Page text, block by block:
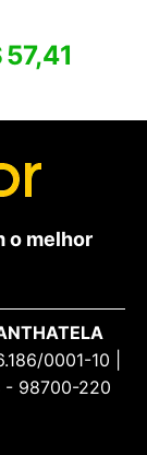
57,41
o melhor
0001-10 |
- 98700-220